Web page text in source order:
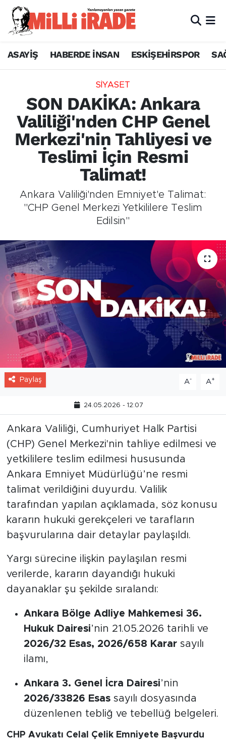
ASAYİŞ HABERDE İNSAN ESKİŞEHİRSPOR
SİYASET
SON DAKİKA: Ankara
Valiliği'nden CHP Genel
Merkezi'nin Tahliyesi ve
Teslimi İçin Resmi
Talimat!
Ankara Valiliği'nden Emniyet'e Talimat:
"CHP Genel Merkezi Yetkililere Teslim
Edilsin"
Paylaş A- A+
24.05.2026 - 12:07
Ankara Valiliği, Cumhuriyet Halk Partisi
(CHP) Genel Merkezi'nin tahliye edilmesi ve
yetkililere teslim edilmesi hususunda
Ankara Emniyet Müdürlüğü’ne resmi
talimat verildiğini duyurdu. Valilik
tarafından yapılan açıklamada, söz konusu
kararın hukuki gerekçeleri ve tarafların
başvurularına dair detaylar paylaşıldı.
Yargı sürecine ilişkin paylaşılan resmi
verilerde, kararın dayandığı hukuki
dayanaklar şu şekilde sıralandı:
Ankara Bölge Adliye Mahkemesi 36.
Hukuk Dairesi’nin 21.05.2026 tarihli ve
2026/32 Esas, 2026/658 Kararsayılı
ilamı,
Ankara 3. Genel İcra Dairesi’nin
2026/33826 Esassayılı dosyasında
düzenlenen tebliğ ve tebellüğ belgeleri.
CHP Avukatı Celal Çelik Emniyete Başvurdu